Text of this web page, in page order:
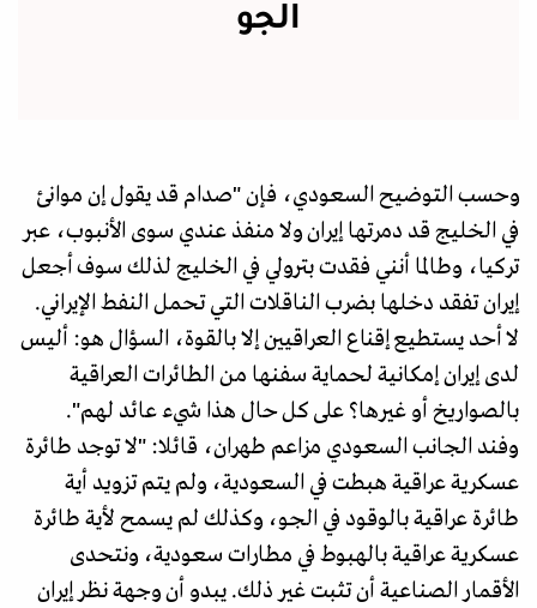
الجو
وحسب التوضيح السعودي، فإن "صدام قد يقول إن موانئ
في الخليج قد دمرتها إيران ولا منفذ عندي سوى الأنبوب، عبر
تركيا، وطالما أنني فقدت بترولي في الخليج لذلك سوف أجعل
إيران تفقد دخلها بضرب الناقلات التي تحمل النفط الإيراني.
لا أحد يستطيع إقناع العراقيين إلا بالقوة، السؤال هو: أليس
لدى إيران إمكانية لحماية سفنها من الطائرات العراقية
بالصواريخ أو غيرها؟ على كل حال هذا شيء عائد لهم".
وفند الجانب السعودي مزاعم طهران، قائلا: "لا توجد طائرة
عسكرية عراقية هبطت في السعودية، ولم يتم تزويد أية
طائرة عراقية بالوقود في الجو، وكذلك لم يسمح لأية طائرة
عسكرية عراقية بالهبوط في مطارات سعودية، ونتحدى
الأقمار الصناعية أن تثبت غير ذلك. يبدو أن وجهة نظر إيران